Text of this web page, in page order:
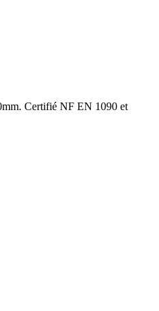
Certifié NF EN 1090 et